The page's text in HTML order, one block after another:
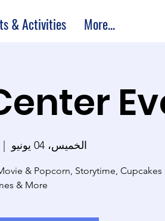
& Activities More...
الخميس، 04 يونيو
& Popcorn, Storytime, Cupcakes
& More